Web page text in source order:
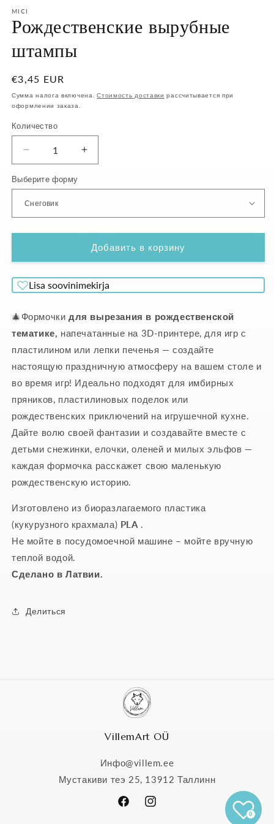
MICI
Рождественские вырубные
штампы
Обычная
цена
€3,45 EUR
Сумма налога включена.Стоимость доставки рассчитывается при
оформлении заказа.
Количество
Уменьшить
количество
Рождественские
вырубные
штампы
Увеличить
количество
вырубные
Выберите форму
Добавить в корзину
Lisa soovinimekirja
🎄Формочки для вырезания в рождественской
тематике,
напечатанные на 3D-принтере, для игр с
пластилином или лепки печенья — создайте
настоящую праздничную атмосферу на вашем столе и
во время игр! Идеально подходят для имбирных
пряников, пластилиновых поделок или
рождественских приключений на игрушечной кухне.
Дайте волю своей фантазии и создавайте вместе с
детьми снежинки, елочки, оленей и милых эльфов —
каждая формочка расскажет свою маленькую
рождественскую историю.
Изготовлено из биоразлагаемого пластика
(кукурузного крахмала) PLA
Не мойте в посудомоечной машине – мойте вручную
теплой водой.
Сделано в Латвии.
Делиться
VillemArt OÜ
Инфо@villem.ee
Мустакиви теэ 25, 13912 Таллинн
FacebookInstagram
0